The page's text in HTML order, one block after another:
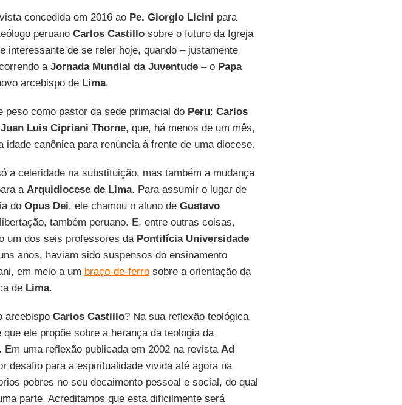
concedida em 2016 ao Pe. Giorgio Licini para
peruano Carlos Castillosobre o futuro da Igreja
interessante de se reler hoje, quando – justamente
a Jornada Mundial da Juventude– o Papa
arcebispo de Lima.
peso como pastor da sede primacial do Peru: Carlos
Juan Luis Cipriani Thorne, que, há menos de um mês,
idade canônica para renúncia à frente de uma diocese.
a celeridade na substituição, mas também a mudança
a Arquidiocese de Lima. Para assumir o lugar de
do Opus Dei, ele chamou o aluno de Gustavo
também peruano. E, entre outras coisas,
um dos seis professores da Pontifícia Universidade
anos, haviam sido suspensos do ensinamento
em meio a um braço-de-ferrosobre a orientação da
de Lima.
arcebispo Carlos Castillo? Na sua reflexão teológica,
ele propõe sobre a herança da teologia da
uma reflexão publicada em 2002 na revista Ad
desafio para a espiritualidade vivida até agora na
pobres no seu decaimento pessoal e social, do qual
parte. Acreditamos que esta dificilmente será